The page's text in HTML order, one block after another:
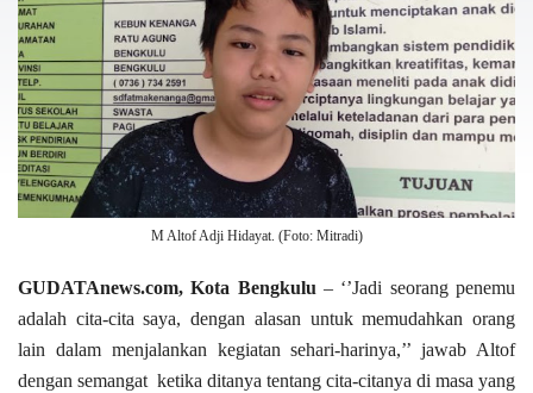
M Altof Adji Hidayat. (Foto: Mitradi)
GUDATAnews.com, Kota Bengkulu – ‘’Jadi seorang penemu
adalah cita-cita saya, dengan alasan untuk memudahkan orang
lain dalam menjalankan kegiatan sehari-harinya,’’ jawab Altof
dengan semangat ketika ditanya tentang cita-citanya di masa yang